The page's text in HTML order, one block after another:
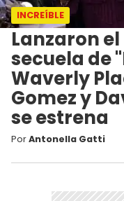
INCREÍBLE
Lanzaron
secuela de
Waverly
Gomez y
se estrena
PorAntonella Gatti